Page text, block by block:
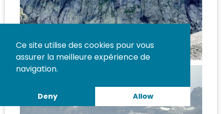
Ce site utilise des cookies pour vous
assurer la meilleure expérience de
navigation.
Deny Allow